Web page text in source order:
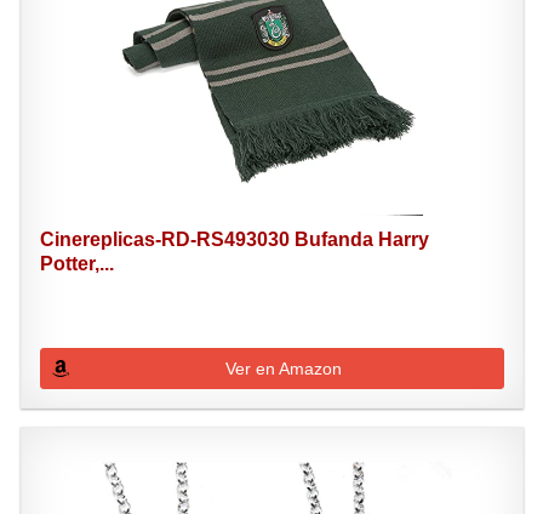
Cinereplicas-RD-RS493030 Bufanda Harry
Potter,...
Ver en Amazon